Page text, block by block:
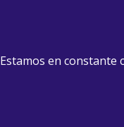
Estamos en constante